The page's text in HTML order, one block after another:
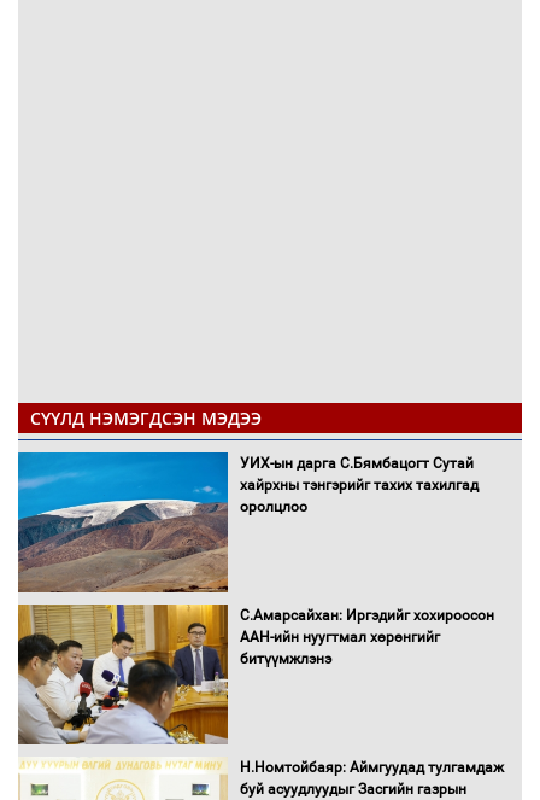
СҮҮЛД НЭМЭГДСЭН МЭДЭЭ
УИХ-ын дарга С.Бямбацогт Сутай
хайрхны тэнгэрийг тахих тахилгад
оролцлоо
С.Амарсайхан: Иргэдийг хохироосон
ААН-ийн нуугтмал хөрөнгийг
битүүмжлэнэ
Н.Номтойбаяр: Аймгуудад тулгамдаж
буй асуудлуудыг Засгийн газрын